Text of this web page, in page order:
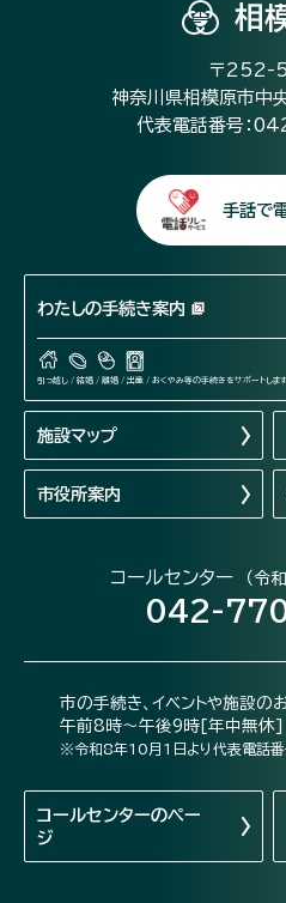
相
〒252-
神奈川県相模原市
代表電話番号：
手話で
わたしの手続き案内
引っ越し / 結婚 / 離婚 / 出産 / おくやみ等の手続きをサポートします
施設マップ
市役所案内
コールセンター （令
042-
市の手続き、イベントや施設の
午前8時～午後9時[年中無休]
※令和8年10月1日より代表電話番
コールセンターのペー
ジ